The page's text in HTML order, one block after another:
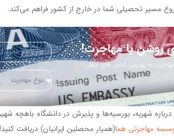
مسیر تحصیلی شما در خارج از کشور فراهم می‌کند.
روشن با مهاجرت!
به بهترین کشور های جهان…
شهریه، بورسیه‌ها و پذیرش در دانشگاه باهچه
مهاجرتی هما(همیار محصلین ایرانیان) دریافت کنید!